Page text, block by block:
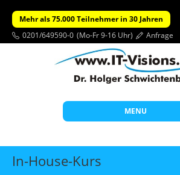
Mehr als 75.000 Teilnehmer in 30 Jahren
0201/649590-0 (Mo-Fr 9-16 Uhr) Anfrage
MENU
Start
Themen
In-House-Kurs